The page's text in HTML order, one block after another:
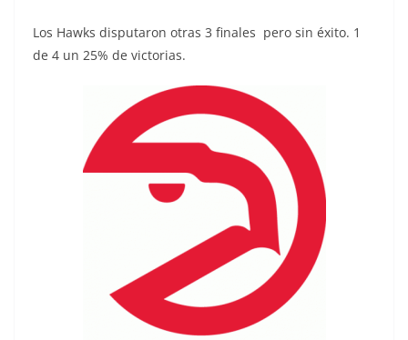
Los Hawks disputaron otras 3 finales pero sin éxito. 1
de 4 un 25% de victorias.